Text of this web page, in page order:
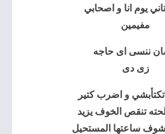
يوم انا و اصحابي
مفيمين
ننسى اى حاجه
زى دى
تكتأبشي و اضرب كتير
تنقص الخوف يزيد
ساعتها المستحيل